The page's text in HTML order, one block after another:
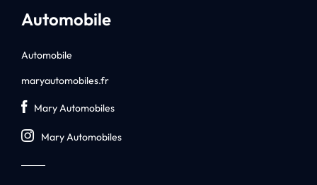
Automobile
Automobile
maryautomobiles.fr
Mary Automobiles
Mary Automobiles